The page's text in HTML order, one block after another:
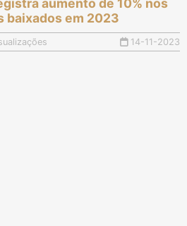
aumento de 10% nos
baixados em 2023
14-11-2023